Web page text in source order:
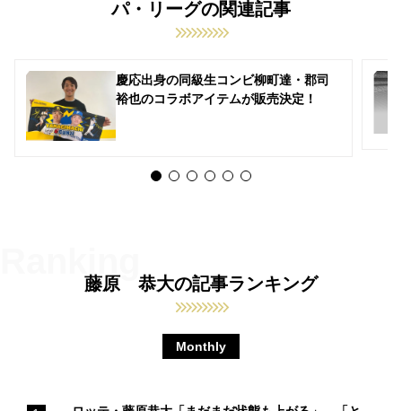
パ・リーグの関連記事
慶応出身の同級生コンビ柳町達・郡司
裕也のコラボアイテムが販売決定！
藤原 恭大の記事ランキング
Monthly